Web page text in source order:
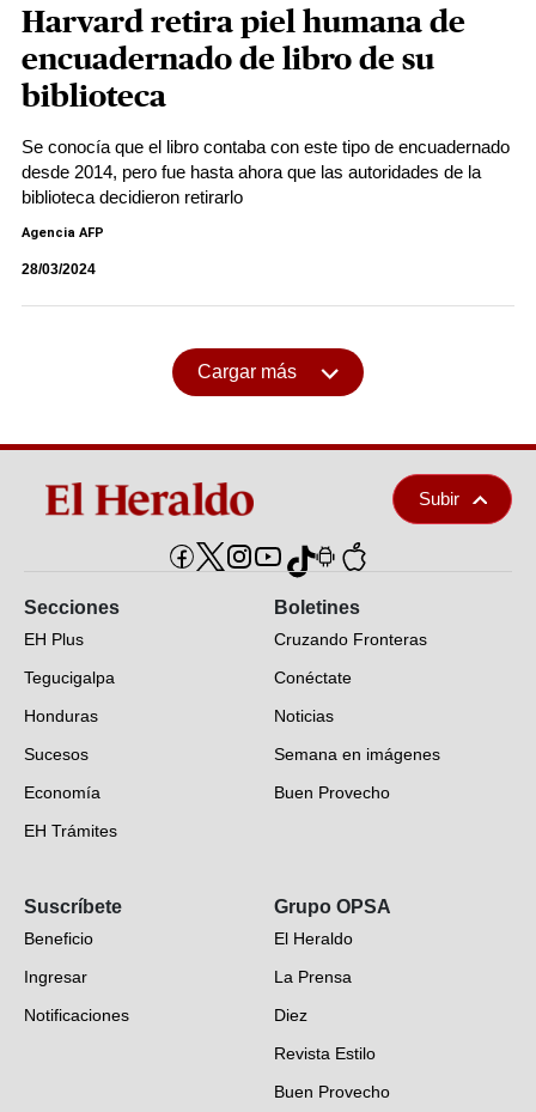
Harvard retira piel humana de
encuadernado de libro de su
biblioteca
Se conocía que el libro contaba con este tipo de encuadernado
desde 2014, pero fue hasta ahora que las autoridades de la
biblioteca decidieron retirarlo
Agencia AFP
28/03/2024
Cargar más
Subir
Secciones
EH Plus
Tegucigalpa
Honduras
Sucesos
Economía
EH Trámites
EH Verifica
Fotogalerías
Deportes
Videos
Boletines
Cruzando Fronteras
Conéctate
Noticias
Semana en imágenes
Buen Provecho
Suscríbete
Beneficio
Ingresar
Notificaciones
Grupo OPSA
El Heraldo
La Prensa
Diez
Revista Estilo
Buen Provecho